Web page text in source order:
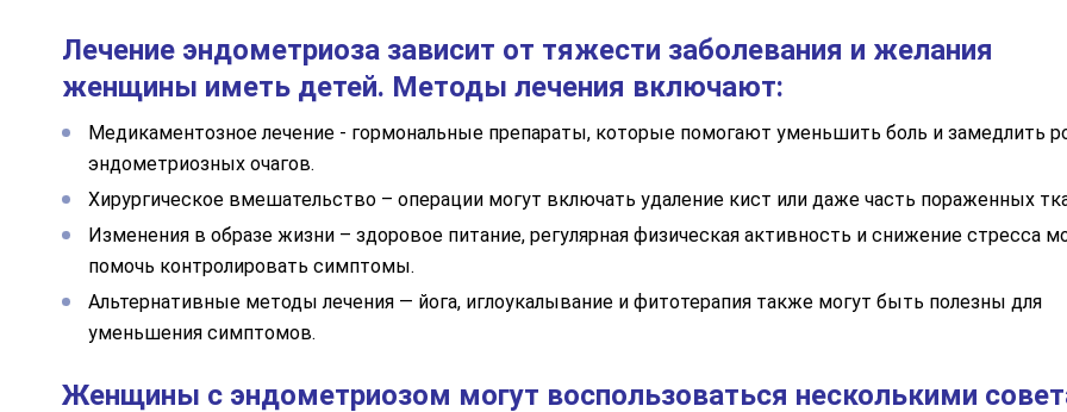
Лечение эндометриоза зависит от тяжести заболевания и желания
женщины иметь детей. Методы лечения включают:
Медикаментозное лечение - гормональные препараты, которые помогают уменьшить боль и замедлить
эндометриозных очагов.
Хирургическое вмешательство – операции могут включать удаление кист или даже часть пораженных
Изменения в образе жизни – здоровое питание, регулярная физическая активность и снижение стресса
помочь контролировать симптомы.
Альтернативные методы лечения — йога, иглоукалывание и фитотерапия также могут быть полезны для
уменьшения симптомов.
Женщины с эндометриозом могут воспользоваться несколькими